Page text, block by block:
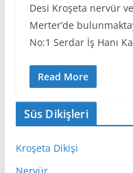
Desi Kroşeta nervür
Merter’de
No:1 Serdar İş Hanı
Read More
Süs Dikişleri
Kroşeta Dikişi